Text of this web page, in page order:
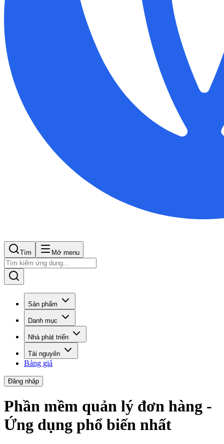
Tìm Mở menu
Sản phẩm
Danh mục
Nhà phát triển
Tài nguyên
Bảng giá
Đăng nhập
Phần mềm quản lý đơn hàng -
Ứng dụng phổ biến nhất